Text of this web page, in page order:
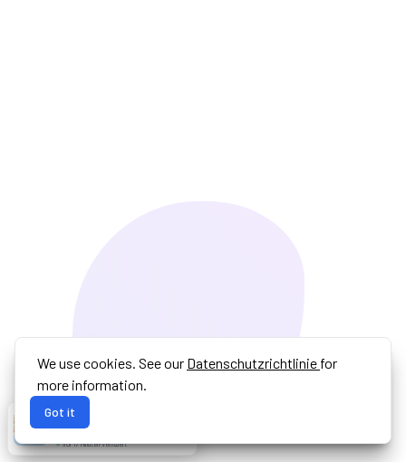
We use cookies. See our Datenschutzrichtlinie for
more information.
Got it